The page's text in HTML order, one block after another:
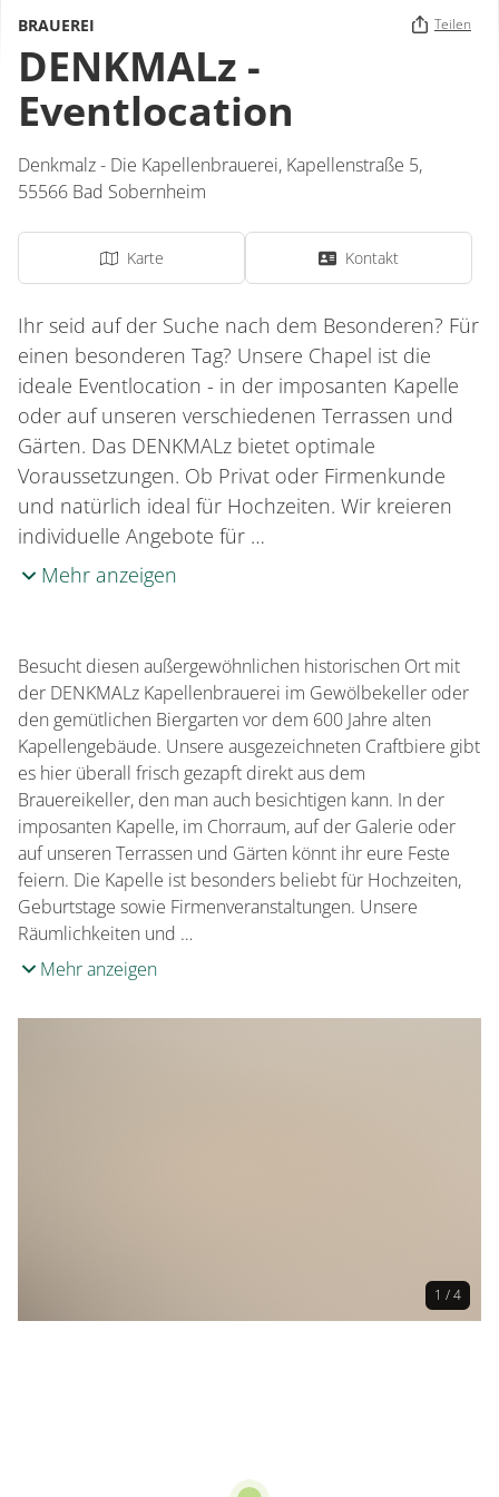
BRAUEREI Teilen
DENKMALz -
Eventlocation
Denkmalz - Die Kapellenbrauerei, Kapellenstraße 5,
55566 Bad Sobernheim
Karte Kontakt
Ihr seid auf der Suche nach dem Besonderen? Für
einen besonderen Tag? Unsere Chapel ist die
ideale Eventlocation - in der imposanten Kapelle
oder auf unseren verschiedenen Terrassen und
Gärten. Das DENKMALz bietet optimale
Voraussetzungen. Ob Privat oder Firmenkunde
und natürlich ideal für Hochzeiten. Wir kreieren
individuelle Angebote für …
Mehr anzeigen
Besucht diesen außergewöhnlichen historischen Ort mit
der DENKMALz Kapellenbrauerei im Gewölbekeller oder
den gemütlichen Biergarten vor dem 600 Jahre alten
Kapellengebäude. Unsere ausgezeichneten Craftbiere gibt
es hier überall frisch gezapft direkt aus dem
Brauereikeller, den man auch besichtigen kann. In der
imposanten Kapelle, im Chorraum, auf der Galerie oder
auf unseren Terrassen und Gärten könnt ihr eure Feste
feiern. Die Kapelle ist besonders beliebt für Hochzeiten,
Geburtstage sowie Firmenveranstaltungen. Unsere
Räumlichkeiten und …
Mehr anzeigen
1 / 4